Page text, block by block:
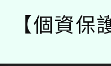
【個資保